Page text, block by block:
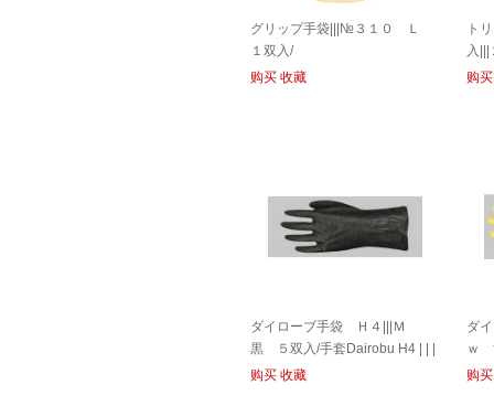
グリップ手袋|||№３１０ Ｌ
１双入/
购买 收藏
ト
入
购买
ダイローブ手袋 Ｈ４|||Ｍ
黒 ５双入/手套Dairobu H4 | | |
5双胞胎采购M黑色
购买 收藏
ダ
ｗ
黄色
购买